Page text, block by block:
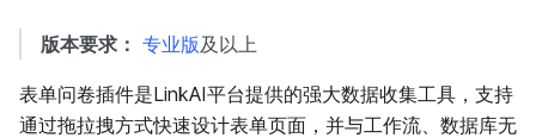
版本要求： 专业版 及以上
表单问卷插件是LinkAI平台提供的强大数据收集工具，支持
通过拖拉拽方式快速设计表单页面，并与工作流、数据库无